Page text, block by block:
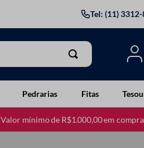
Tel: (11)
Pedrarias Fitas
Valor mínimo de R$1.000,00 em